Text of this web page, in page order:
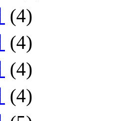
(4)
(4)
(4)
(4)